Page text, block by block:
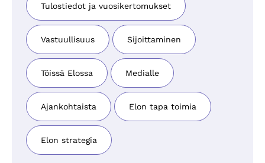
Tulostiedot ja vuosikertomukset
Vastuullisuus Sijoittaminen
Töissä Elossa Medialle
Ajankohtaista Elon tapa toimia
Elon strategia